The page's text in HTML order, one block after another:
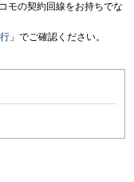
モの契約回線をお持ちでな
」でご確認ください。